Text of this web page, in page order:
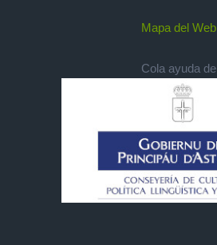
Mapa del Web
Cola ayuda de